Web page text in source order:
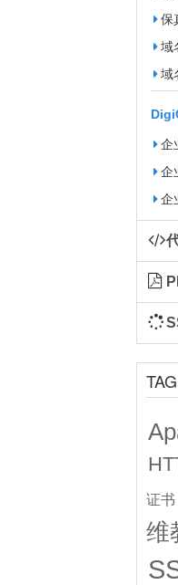
保
域
域
企
企
企
TAG
证书
维